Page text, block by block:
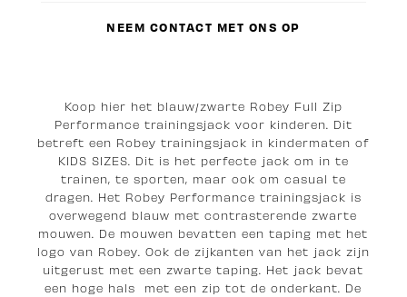
NEEM CONTACT MET ONS OP
Koop hier het blauw/zwarte Robey Full Zip
Performance trainingsjack voor kinderen. Dit
betreft een Robey trainingsjack in kindermaten of
KIDS SIZES. Dit is het perfecte jack om in te
trainen, te sporten, maar ook om casual te
dragen. Het Robey Performance trainingsjack is
overwegend blauw met contrasterende zwarte
mouwen. De mouwen bevatten een taping met het
logo van Robey. Ook de zijkanten van het jack zijn
uitgerust met een zwarte taping. Het jack bevat
een hoge hals met een zip tot de onderkant. De